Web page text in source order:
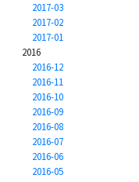
2017-03
2017-02
2017-01
2016
2016-12
2016-11
2016-10
2016-09
2016-08
2016-07
2016-06
2016-05